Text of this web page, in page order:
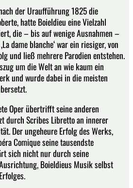
der Uraufführung 1825 die
hatte Boieldieu eine Vielzahl
die – bis auf wenige Ausnahmen –
dame blanche‘ war ein riesiger, von
und ließ mehrere Parodien entstehen.
um die Welt an wie kaum ein
und wurde dabei in die meisten
Oper übertrifft seine anderen
durch Scribes Libretto an innerer
Der ungeheure Erfolg des Werks,
Comique seine tausendste
sich nicht nur durch seine
Boieldieus Musik selbst